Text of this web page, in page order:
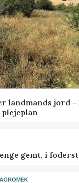
landmands jord –
gemt, i
AGROMEK